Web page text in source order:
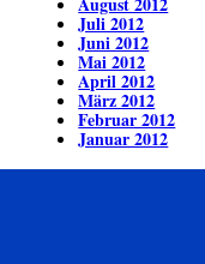
Juli 2012
Juni 2012
Mai 2012
April 2012
März 2012
Februar 2012
Januar 2012